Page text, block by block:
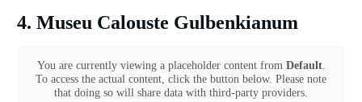
4. Museu Calouste Gulbenkianum
You are currently viewing a placeholder content from Default.
To access the actual content, click the button below. Please note
that doing so will share data with third-party providers.